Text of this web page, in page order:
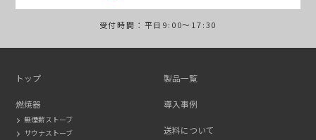
受付時間：平日9:00～17:30
トップ
燃焼器
無煙薪ストーブ
サウナストーブ
製品一覧
導入事例
送料について